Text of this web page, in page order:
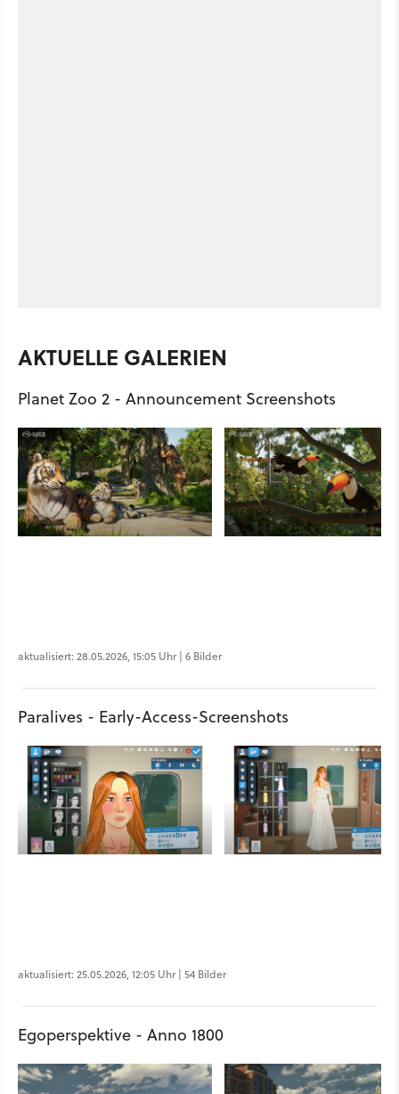
AKTUELLE GALERIEN
Planet Zoo 2 - Announcement Screenshots
aktualisiert: 28.05.2026, 15:05 Uhr | 6 Bilder
Paralives - Early-Access-Screenshots
aktualisiert: 25.05.2026, 12:05 Uhr | 54 Bilder
Egoperspektive - Anno 1800